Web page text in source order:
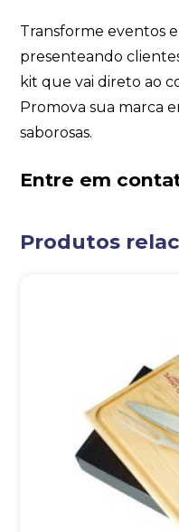
Transforme eventos
presenteando
kit que vai direto ao
Promova sua marca
saborosas.
Entre em
Produtos